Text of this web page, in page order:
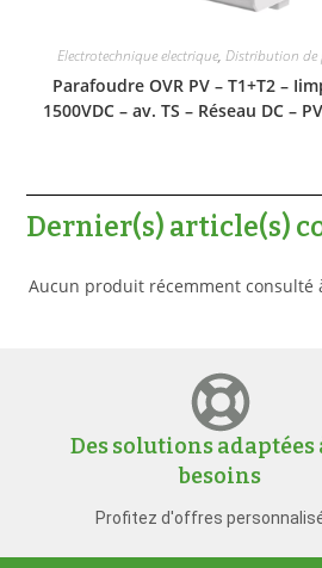
Electrotechnique electrique,Distribution de
Parafoudre OVR PV – T1+T2 –
1500VDC – av. TS – Réseau DC –
Dernier(s) article(s)
Aucun produit récemment consulté
Des solutions adaptées
besoins
Profitez d'offres